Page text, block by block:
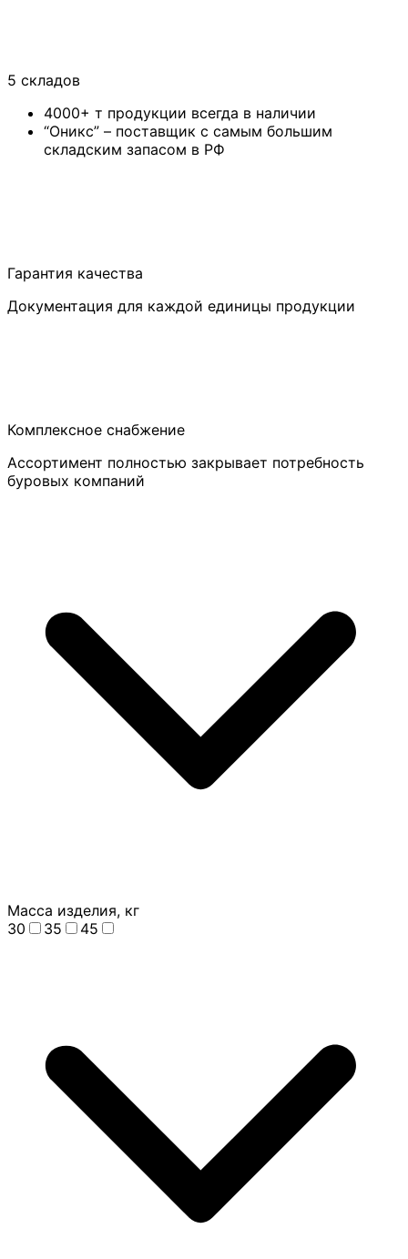
5 складов
4000+ т продукции всегда в наличии
“Оникс” – поставщик с самым большим
складским запасом в РФ
Гарантия качества
Документация для каждой единицы продукции
Комплексное снабжение
Ассортимент полностью закрывает потребность
буровых компаний
Масса изделия, кг
30
35 45